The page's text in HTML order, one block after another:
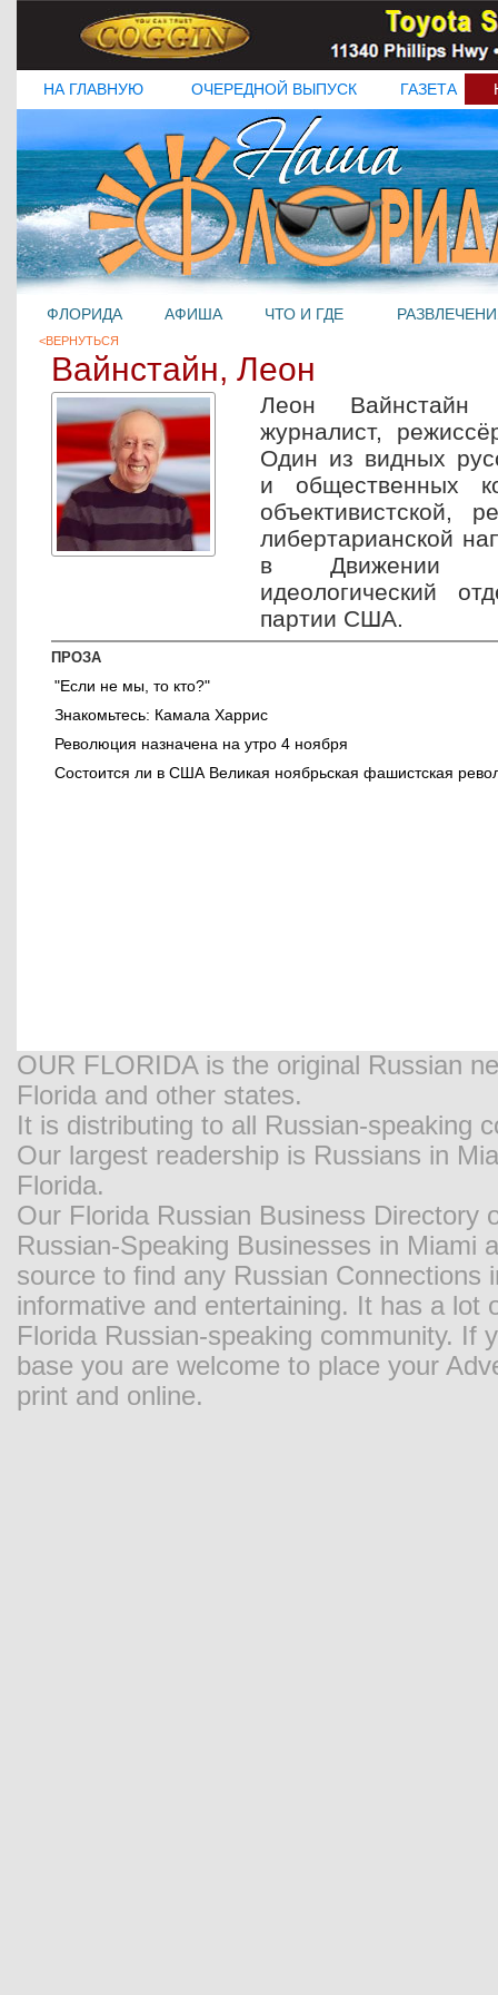
НА ГЛАВНУЮ ОЧЕРЕДНОЙ ВЫПУСК ГАЗЕТА
ФЛОРИДА АФИША ЧТО И ГДЕ
<ВЕРНУТЬСЯ
Вайнстайн, Леон
Леон Вайнстайн
журналист,
Один из видных
и общественных
объективистской,
либертарианской
в Движении
идеологический
партии США.
ПРОЗА
"Если не мы, то кто?"
Знакомьтесь: Камала Харрис
Революция назначена на утро 4 ноября
Состоится ли в США Великая ноябрьская фашистская
OUR FLORIDA is the original Russian
Florida and other states.
It is distributing to all Russian-speaking
Our largest readership is Russians in
Florida.
Our Florida Russian Business Directory
Russian-Speaking Businesses in Miami
source to find any Russian
informative and entertaining. It has a
Florida Russian-speaking community. If
base you are welcome to place your
print and online.